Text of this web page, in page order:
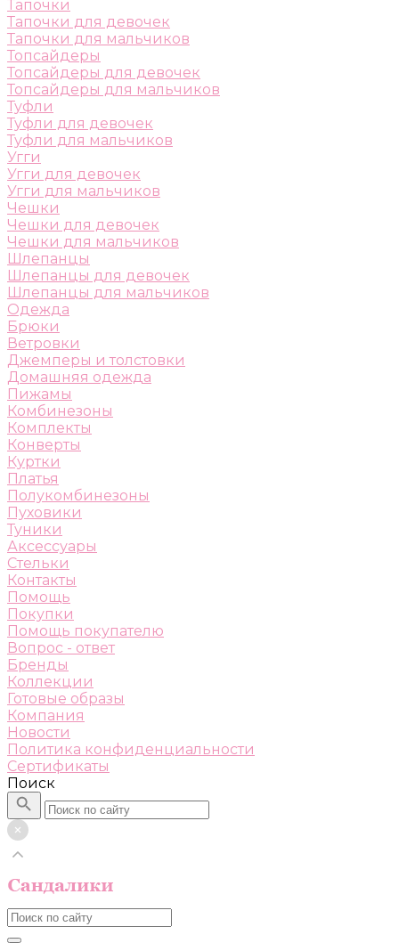
Тапочки
Тапочки для девочек
Тапочки для мальчиков
Топсайдеры
Топсайдеры для девочек
Топсайдеры для мальчиков
Туфли
Туфли для девочек
Туфли для мальчиков
Угги
Угги для девочек
Угги для мальчиков
Чешки
Чешки для девочек
Чешки для мальчиков
Шлепанцы
Шлепанцы для девочек
Шлепанцы для мальчиков
Одежда
Брюки
Ветровки
Джемперы и толстовки
Домашняя одежда
Пижамы
Комбинезоны
Комплекты
Конверты
Куртки
Платья
Полукомбинезоны
Пуховики
Туники
Аксессуары
Стельки
Контакты
Помощь
Покупки
Помощь покупателю
Вопрос - ответ
Бренды
Коллекции
Готовые образы
Компания
Новости
Политика конфиденциальности
Сертификаты
Поиск